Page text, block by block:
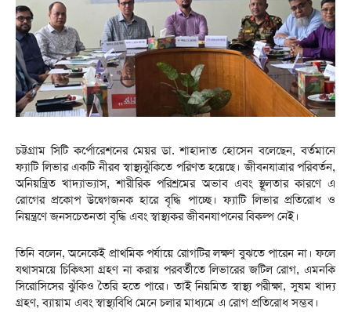
চট্টগ্রাম সিটি কর্পোরেশনের মেয়র ডা. শাহাদাত হোসেন বলেছেন, বর্তমানে
ফ্যাটি লিভার একটি নীরব স্বাস্থ্যঝুঁকিতে পরিণত হয়েছে। জীবনযাত্রার পরিবর্তন,
অনিয়ন্ত্রিত খাদ্যাভ্যাস, শারীরিক পরিশ্রমের অভাব এবং স্থূলতার কারণে এ
রোগের প্রকোপ উদ্বেগজনক হারে বৃদ্ধি পাচ্ছে। ফ্যাটি লিভার প্রতিরোধ ও
নিয়ন্ত্রণে জনসচেতনতা বৃদ্ধি এবং স্বাস্থ্যকর জীবনযাপনের বিকল্প নেই।
তিনি বলেন, অনেকেই প্রাথমিক পর্যায়ে রোগটির লক্ষণ বুঝতে পারেন না। ফলে
যথাসময়ে চিকিৎসা গ্রহণ না করায় পরবর্তীতে লিভারের জটিল রোগ, এমনকি
সিরোসিসের ঝুঁকিও তৈরি হতে পারে। তাই নিয়মিত স্বাস্থ্য পরীক্ষা, সুষম খাদ্য
গ্রহণ, ব্যায়াম এবং স্বাস্থ্যবিধি মেনে চলার মাধ্যমে এ রোগ প্রতিরোধ সম্ভব।